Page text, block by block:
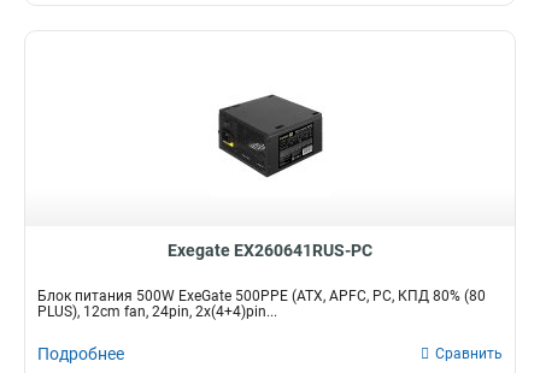
Exegate EX260641RUS-PC
Блок питания 500W ExeGate 500PPE (ATX, APFC, PC, КПД 80% (80
PLUS), 12cm fan, 24pin, 2x(4+4)pin...
Подробнее Сравнить